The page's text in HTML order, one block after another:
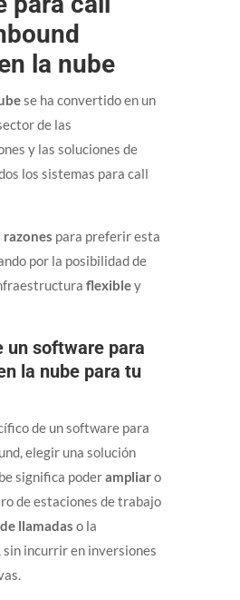
la nube
se ha convertido en un
de las
y las soluciones de
los sistemas para call
razones para preferir esta
por la posibilidad de
flexibley
un software para
la nube para tu
de un software para
elegir una solución
significa poderampliaro
de estaciones de trabajo
llamadas o la
, sin incurrir en inversiones